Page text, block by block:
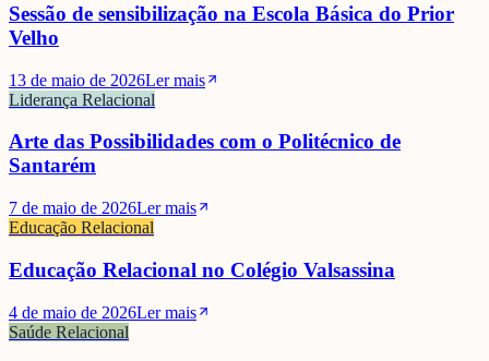
Sessão de sensibilização na Escola Básica do Prior
Velho
13 de maio de 2026Ler mais
Liderança Relacional
Arte das Possibilidades com o Politécnico de
Santarém
7 de maio de 2026Ler mais
Educação Relacional
Educação Relacional no Colégio Valsassina
4 de maio de 2026Ler mais
Saúde Relacional